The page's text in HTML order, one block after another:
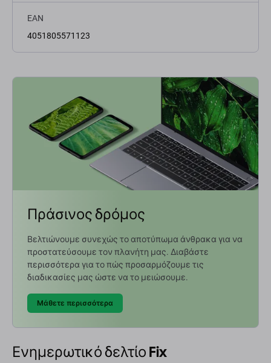
EAN
4051805571123
Πράσινος δρόμος
Βελτιώνουμε συνεχώς το αποτύπωμα άνθρακα για να
προστατεύσουμε τον πλανήτη μας. Διαβάστε
περισσότερα για το πώς προσαρμόζουμε τις
διαδικασίες μας ώστε να το μειώσουμε.
Μάθετε περισσότερα
Ενημερωτικό δελτίο Fix